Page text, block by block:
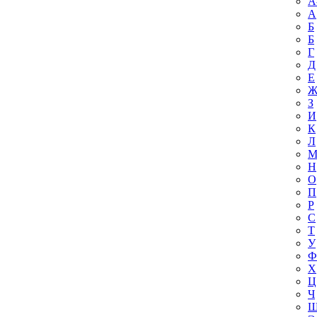
А
Б
Б
Г
Д
Е
Ж
З
И
К
Л
М
Н
О
П
Р
С
Т
У
Ф
Х
Ц
Ч